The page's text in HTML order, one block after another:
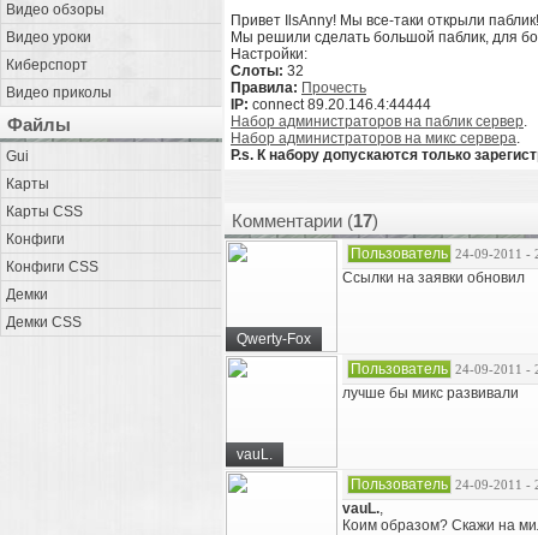
Видео обзоры
Видео уроки
Киберспорт
Видео приколы
Файлы
Gui
Карты
Карты CSS
Конфиги
Конфиги CSS
Демки
Демки CSS
Привет IlsAnny! Мы все-таки открыли
Мы решили сделать большой паблик, для
Настройки:
Слоты: 32
Правила: Прочесть
IP: connect 89.20.146.4:44444
Набор администраторов на паблик сервер.
Набор администраторов на микс сервера.
P.s. К набору допускаются только
Комментарии (17)
Qwerty-Fox
Пользователь 24-09-2011 -
Ссылки на заявки обновил
vauL.
Пользователь 24-09-2011 -
лучше бы микс развивали
Пользователь 24-09-2011 -
vauL.,
Коим образом? Скажи на